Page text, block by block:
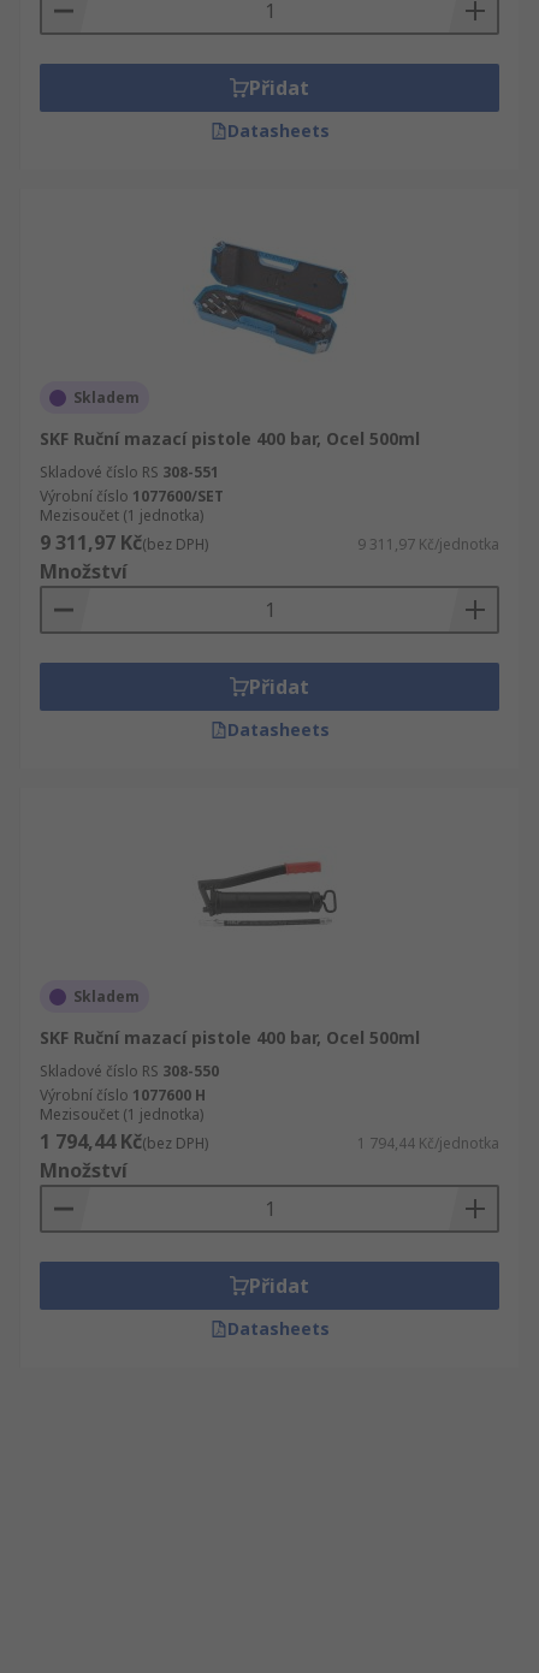
Přidat
Datasheets
Skladem
SKF Ruční mazací pistole 400 bar, Ocel 500ml
Skladové číslo RS 308-551
Výrobní číslo 1077600/SET
Mezisoučet (1 jednotka)
9 311,97 Kč(bez DPH) 9 311,97 Kč/jednotka
Množství
Přidat
Datasheets
Skladem
SKF Ruční mazací pistole 400 bar, Ocel 500ml
Skladové číslo RS 308-550
Výrobní číslo 1077600 H
Mezisoučet (1 jednotka)
1 794,44 Kč(bez DPH) 1 794,44 Kč/jednotka
Množství
Přidat
Datasheets